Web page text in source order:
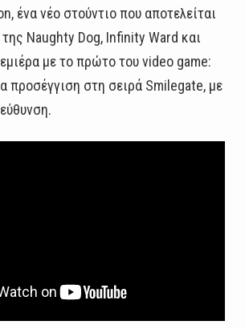
ένα νέο στούντιο που αποτελείται
Naughty Dog, Infinity Ward και
με το πρώτο του video game:
προσέγγιση στη σειρά Smilegate, με